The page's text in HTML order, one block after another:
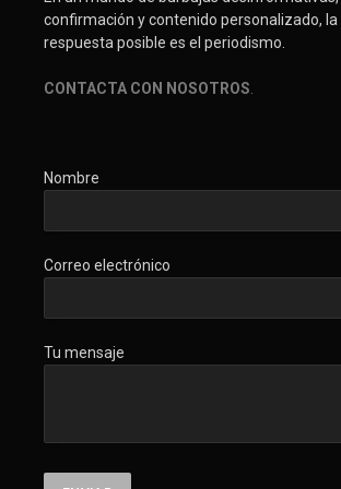
confirmación y contenido personalizado, la
respuesta posible es el periodismo.
CONTACTA CON NOSOTROS
Nombre
Correo electrónico
Tu mensaje